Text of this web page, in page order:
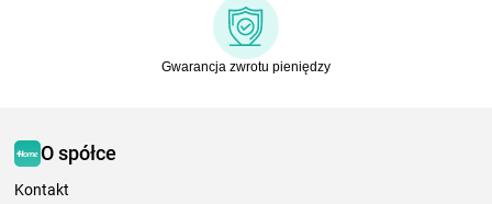
Gwarancja zwrotu pieniędzy
O spółce
Kontakt